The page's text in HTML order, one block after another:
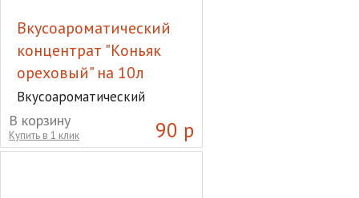
Вкусоароматический
концентрат "Коньяк
ореховый" на 10л
Вкусоароматический
концентрат "Коньяк
ореховый" на 10л
90 р
В корзину
Купить в 1 клик